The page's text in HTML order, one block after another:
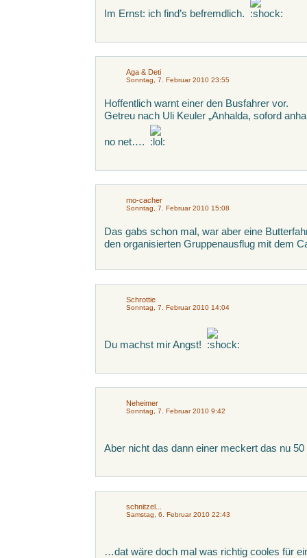
Im Ernst: ich find’s befremdlich.
Aga & Deti
Sonntag, 7. Februar 2010 23:55
Hoffentlich warnt einer den Busfahrer vor.
Getreu nach Uli Keuler „Anhalda, soford
no net….
mo-cacher
Sonntag, 7. Februar 2010 15:08
Das gabs schon mal, war aber eine
den organisierten Gruppenausflug mit dem
Schrottie
Sonntag, 7. Februar 2010 14:04
Du machst mir Angst!
Neheimer
Sonntag, 7. Februar 2010 9:42
Aber nicht das dann einer meckert das nu
schnitzel...
Samstag, 6. Februar 2010 22:43
…dat wäre doch mal was richtig cooles für